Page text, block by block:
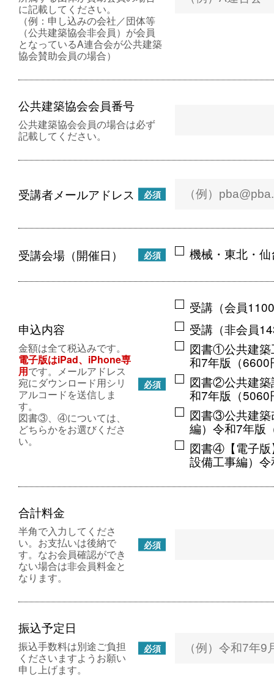
に記載してください。
（例：申し込みの会社／団体等
（公共建築協会非会員）が会員
となっているA連合会が公共建築
協会賛助会員の場合）
公共建築協会会員番号
公共建築協会会員の場合は必ず
記載してください。
受講者メールアドレス 必須
受講会場（開催日） 必須 機械・東北・
申込内容
必須
金額は全て税込みです。
電子版はiPad、iPhone専
用です。メールアドレス
宛にダウンロード用シリ
アルコードを送信しま
す。
図書③、④については、
どちらかをお選びくださ
い。
受講（会員
受講（非会員
図書①公共建築
和7年版（6600
図書②公共建築
和7年版（5060
図書③公共建築
編）令和7年版
図書④【電子版
設備工事編）
合計料金
必須
半角で入力してくださ
い。お支払いは後納で
す。なお会員確認ができ
ない場合は非会員料金と
なります。
振込予定日
必須
振込手数料は別途ご負担
くださいますようお願い
申し上げます。